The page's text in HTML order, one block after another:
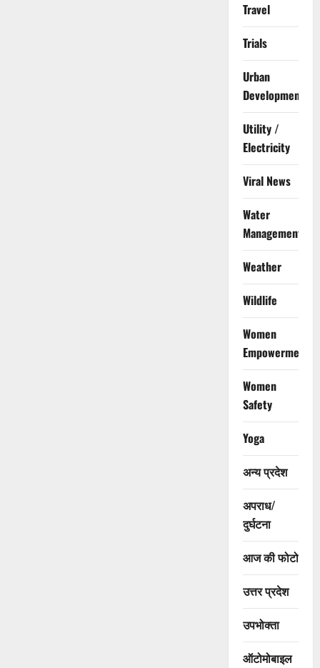
Travel
Trials
Urban
Development
Utility /
Electricity
Viral News
Water
Management
Weather
Wildlife
Women
Empowerment
Women
Safety
Yoga
अन्य प्रदेश
अपराध/
दुर्घटना
आज की फोटो
उत्तर प्रदेश
उपभोक्ता
ऑटोमोबाइल